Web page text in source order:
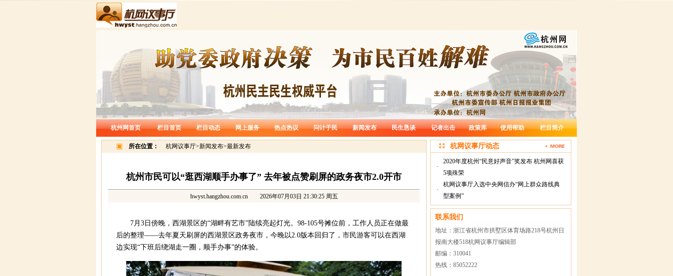
杭州网首页 栏目首页 栏目动态 网上服务 热点热议 问计于民 新闻发布 民生恳谈 记者出击 政策库 使用帮助 栏目简介
所在位置： 杭网议事厅>新闻发布>最新发布
杭州市民可以“逛西湖顺手办事了” 去年被点赞刷屏的政务夜市2.0开市
hwyst.hangzhou.com.cn2026年07月03日 21:30:25 周五
7月3日傍晚，西湖景区的“湖畔有艺市”陆续亮起灯光。98-105号摊位前，工作人员正在做最
后的整理——去年夏天刷屏的西湖景区政务夜市，今晚以2.0版本回归了，市民游客可以在西湖
边实现“下班后绕湖走一圈，顺手办事”的体验。
杭网议事厅动态
·
2020年度杭州“民意好声音”奖发布 杭州网喜获
5项殊荣
·
杭网议事厅入选中央网信办“网上群众路线典
型案例”
联系我们
地址：浙江省杭州市拱墅区体育场路218号杭州日
报南大楼518杭网议事厅编辑部
邮编：310041
热线：85052222